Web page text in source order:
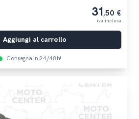
31,50 €
iva inclusa
Aggiungi al carrello
Consegna in 24/48h!